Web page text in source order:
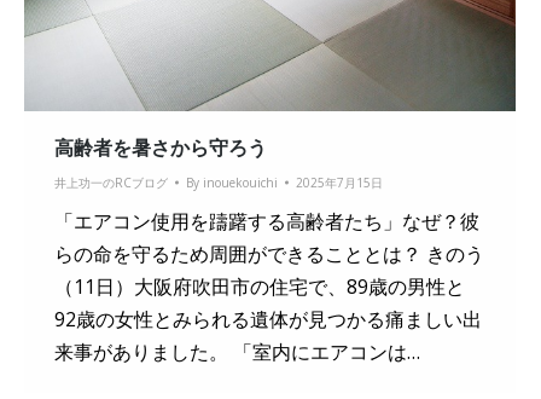
高齢者を暑さから守ろう
井上功一のRCブログ By inouekouichi 2025年7月15日
「エアコン使用を躊躇する高齢者たち」なぜ？彼
らの命を守るため周囲ができることとは？ きのう
（11日）大阪府吹田市の住宅で、89歳の男性と
92歳の女性とみられる遺体が見つかる痛ましい出
来事がありました。 「室内にエアコンは…